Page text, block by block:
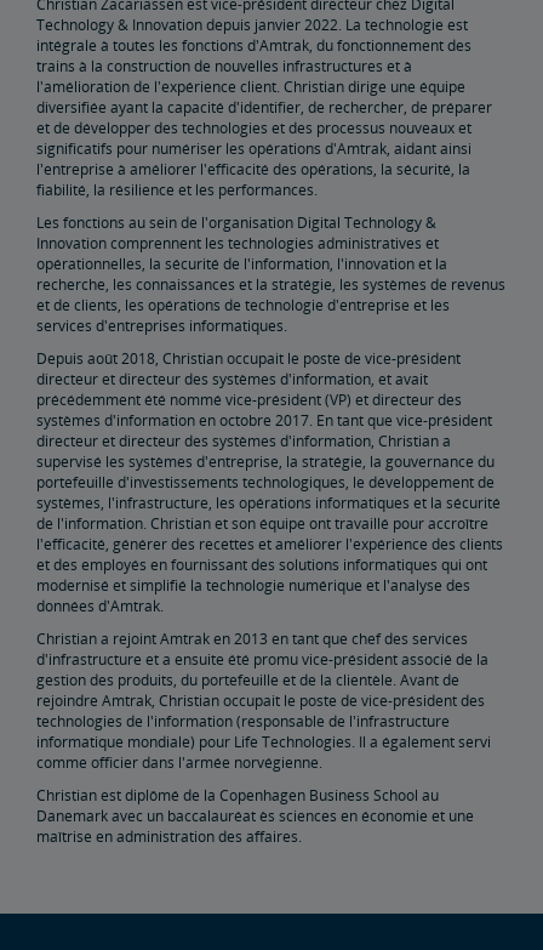
Immobilier
Infrastructures municipales
Locations, Droits d'usage
Propriété
Planification d'événements spéciaux
Vente et location
Possibilités de publicité Amtrak
Coordonnées du service immobilier
Restauration de l'environnement
East Barracks Trenton Rail Yard
New York Penn Station
Gare de triage ouest de Wilmington
Gare de triage Cedar Hill Hamden
Dépôt ferroviaire du County Yard New Brunswick
Bibliothèque des pratiques et normes en ingénierie
L'avenir des voies ferrées
Amtrak Airo
La prochaine génération d'Acela
Améliorations de l'infrastructure
Le Northeast Corridor
Portail des subventions d’Amtrak
Technology & Innovation depuis janvier 2022. La technologie est
intégrale à toutes les fonctions d'Amtrak, du fonctionnement des
trains à la construction de nouvelles infrastructures et à
l'amélioration de l'expérience client. Christian dirige une équipe
diversifiée ayant la capacité d'identifier, de rechercher, de préparer
et de développer des technologies et des processus nouveaux et
significatifs pour numériser les opérations d'Amtrak, aidant ainsi
l'entreprise à améliorer l'efficacité des opérations, la sécurité, la
fiabilité, la résilience et les performances.
Les fonctions au sein de l'organisation Digital Technology &
Innovation comprennent les technologies administratives et
opérationnelles, la sécurité de l'information, l'innovation et la
recherche, les connaissances et la stratégie, les systèmes de revenus
et de clients, les opérations de technologie d'entreprise et les
services d'entreprises informatiques.
Depuis août 2018, Christian occupait le poste de vice-président
directeur et directeur des systèmes d'information, et avait
précédemment été nommé vice-président (VP) et directeur des
systèmes d'information en octobre 2017. En tant que vice-président
directeur et directeur des systèmes d'information, Christian a
supervisé les systèmes d'entreprise, la stratégie, la gouvernance du
portefeuille d'investissements technologiques, le développement de
systèmes, l'infrastructure, les opérations informatiques et la sécurité
de l'information. Christian et son équipe ont travaillé pour accroître
l'efficacité, générer des recettes et améliorer l'expérience des clients
et des employés en fournissant des solutions informatiques qui ont
modernisé et simplifié la technologie numérique et l'analyse des
données d'Amtrak.
Christian a rejoint Amtrak en 2013 en tant que chef des services
d'infrastructure et a ensuite été promu vice-président associé de la
gestion des produits, du portefeuille et de la clientèle. Avant de
rejoindre Amtrak, Christian occupait le poste de vice-président des
technologies de l'information (responsable de l'infrastructure
informatique mondiale) pour Life Technologies. Il a également servi
comme officier dans l'armée norvégienne.
Christian est diplômé de la Copenhagen Business School au
Danemark avec un baccalauréat ès sciences en économie et une
maîtrise en administration des affaires.